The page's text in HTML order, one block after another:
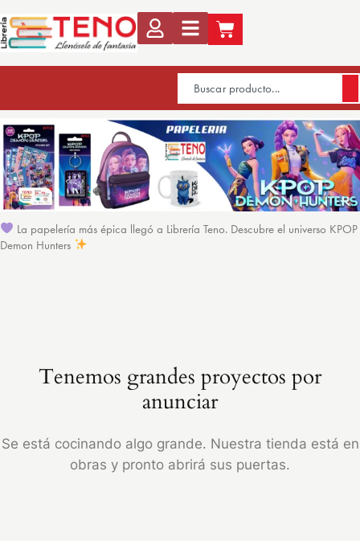
La papelería más épica llegó a Librería Teno. Descubre el universo KPOP
Demon Hunters
Tenemos grandes proyectos por
anunciar
Se está cocinando algo grande. Nuestra tienda está en
obras y pronto abrirá sus puertas.